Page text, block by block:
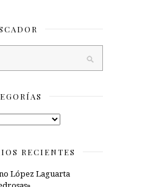
RECIENTES
López Laguarta